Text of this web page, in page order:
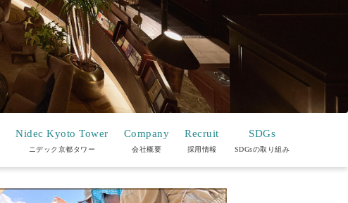
Nidec Kyoto Tower
ニデック京都タワー
Company
会社概要
Recruit
採用情報
SDGs
SDGsの取り組み